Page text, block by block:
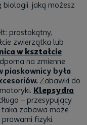
biologii, jaką możesz
prostokątny,
zwierzątka lub
w kształcie
na zmienne
piaskownicy była
Zabawki do
Klepsydra
– przesypujący
taka zabawa może
fizyki.